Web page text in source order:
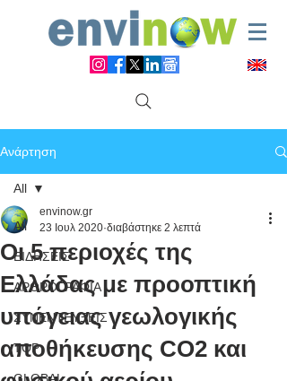
Ανάρτηση
All
ΕΙΔΗΣΕΙΣ
ΑΡΘΡΟΓΡΑΦΙΑ
ΣΥΝΕΝΤΕΥΞΕΙΣ
TOP
All
Οι 5 περιοχές της
Ελλάδας με προοπτική
υπόγειας γεωλογικής
αποθήκευσης CO2 και
envinow.gr
23 Ιουλ 2020 διαβάστηκε 2 λεπτά